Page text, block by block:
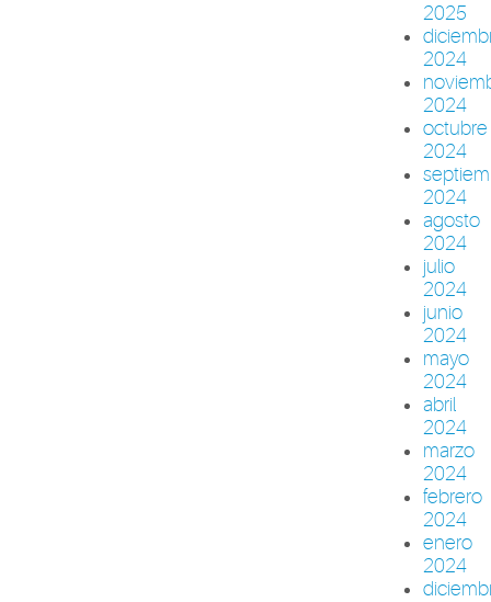
2025
2024
2024
octubre
2024
2024
agosto
2024
julio
2024
junio
2024
mayo
2024
abril
2024
marzo
2024
febrero
2024
enero
2024